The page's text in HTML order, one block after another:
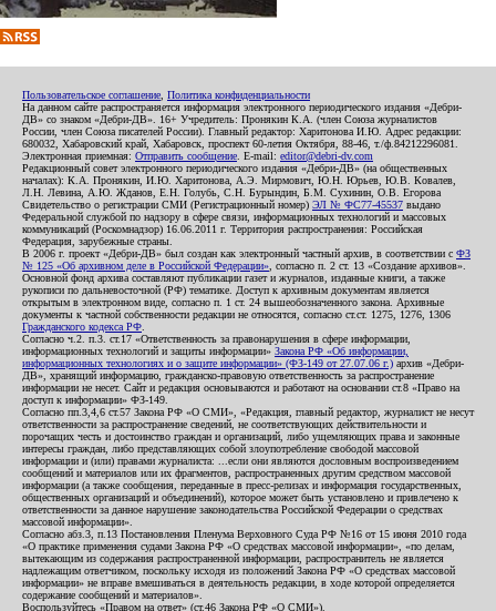
Пользовательское соглашение Политика конфиденциальности
На данном сайте распространяется информация электронного периодического издания «Дебри-
ДВ» со знаком «Дебри-ДВ». 16+ Учредитель: Пронякин К.А. (член Союза журналистов
России, член Союза писателей России). Главный редактор: Харитонова И.Ю. Адрес редакции:
680032, Хабаровский край, Хабаровск, проспект 60-летия Октября, 88-46, т./ф.84212296081.
Электронная приемная: Отправить сообщение . E-mail: editor@debri-dv.com
Редакционный совет электронного периодического издания «Дебри-ДВ» (на общественных
началах): К.А. Пронякин, И.Ю. Харитонова, А.Э. Мирмович, Ю.Н. Юрьев, Ю.В. Ковалев,
Л.Н. Левина, А.Ю. Жданов, Е.Н. Голубь, С.Н. Бурындин, Б.М. Сухинин, О.В. Егорова
Свидетельство о регистрации СМИ (Регистрационный номер) ЭЛ № ФС77-45537 выдано
Федеральной службой по надзору в сфере связи, информационных технологий и массовых
коммуникаций (Роскомнадзор) 16.06.2011 г. Территория распространения: Российская
Федерация, зарубежные страны.
В 2006 г. проект «Дебри-ДВ» был создан как электронный частный архив, в соответствии с ФЗ
№ 125 «Об архивном деле в Российской Федерации» , согласно п. 2 ст. 13 «Создание архивов».
Основной фонд архива составляют публикации газет и журналов, изданные книги, а также
рукописи по дальневосточной (РФ) тематике. Доступ к архивным документам является
открытым в электронном виде, согласно п. 1 ст. 24 вышеобозначенного закона. Архивные
документы к частной собственности редакции не относятся, согласно ст.ст. 1275, 1276, 1306
Гражданского кодекса РФ
Согласно ч.2. п.3. ст.17 «Ответственность за правонарушения в сфере информации,
информационных технологий и защиты информации» Закона РФ «Об информации,
информационных технологиях и о защите информации» (ФЗ-149 от 27.07.06 г.) архив «Дебри-
ДВ», хранящий информацию, гражданско-правовую ответственность за распространение
информации не несет. Сайт и редакция основываются и работают на основании ст.8 «Право на
доступ к информации» ФЗ-149.
Согласно пп.3,4,6 ст.57 Закона РФ «О СМИ», «Редакция, главный редактор, журналист не несут
ответственности за распространение сведений, не соответствующих действительности и
порочащих честь и достоинство граждан и организаций, либо ущемляющих права и законные
интересы граждан, либо представляющих собой злоупотребление свободой массовой
информации и (или) правами журналиста: ...если они являются дословным воспроизведением
сообщений и материалов или их фрагментов, распространенных другим средством массовой
информации (а также сообщения, переданные в пресс-релизах и информация государственных,
общественных организаций и объединений), которое может быть установлено и привлечено к
ответственности за данное нарушение законодательства Российской Федерации о средствах
массовой информации».
Согласно абз.3, п.13 Постановления Пленума Верховного Суда РФ №16 от 15 июня 2010 года
«О практике применения судами Закона РФ «О средствах массовой информации», «по делам,
вытекающим из содержания распространенной информации, распространитель не является
надлежащим ответчиком, поскольку исходя из положений Закона РФ «О средствах массовой
информации» не вправе вмешиваться в деятельность редакции, в ходе которой определяется
содержание сообщений и материалов».
Воспользуйтесь «Правом на ответ» (ст.46 Закона РФ «О СМИ»).